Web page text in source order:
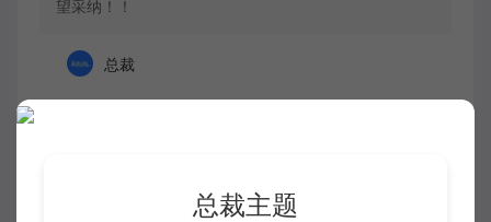
望采纳！！
总裁
总裁主题